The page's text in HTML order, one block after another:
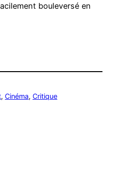
bouleversé en
, Cinéma, Critique